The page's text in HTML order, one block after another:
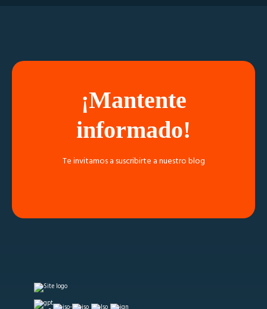
¡Mantente
informado!
Te invitamos a suscribirte a nuestro blog